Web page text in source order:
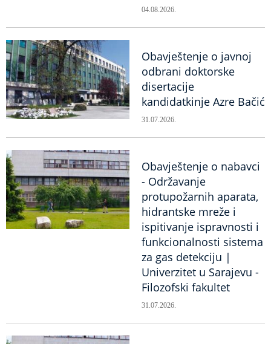
04.08.2026.
Obavještenje o javnoj
odbrani doktorske
disertacije
kandidatkinje Azre Bačić
31.07.2026.
Obavještenje o nabavci
- Održavanje
protupožarnih aparata,
hidrantske mreže i
ispitivanje ispravnosti i
funkcionalnosti sistema
za gas detekciju |
Univerzitet u Sarajevu -
Filozofski fakultet
31.07.2026.